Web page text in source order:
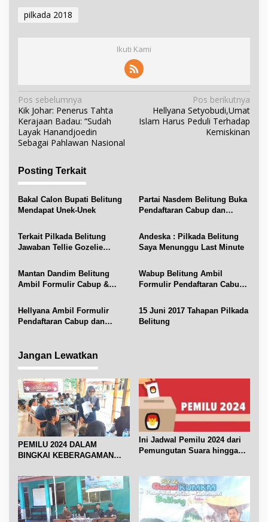
pilkada 2018
Ikuti Kami
N
a
v
i
a
s
i
p
o
s
Pos sebelumnya
Kik Johar: Penerus Tahta
Kerajaan Badau: “Sudah
Layak Hanandjoedin
Sebagai Pahlawan Nasional
Pos berikutnya
Hellyana Setyobudi,Umat
Islam Harus Peduli Terhadap
Kemiskinan
Posting Terkait
Bakal Calon Bupati Belitung
Mendapat Unek-Unek
Partai Nasdem Belitung Buka
Pendaftaran Cabup dan
Terkait Pilkada Belitung
Jawaban Tellie Gozelie
Andeska : Pilkada Belitung
Saya Menunggu Last Minute
Mantan Dandim Belitung
Ambil Formulir Cabup &
Wabup Belitung Ambil
Formulir Pendaftaran Cabup
Hellyana Ambil Formulir
Pendaftaran Cabup dan
15 Juni 2017 Tahapan Pilkada
Belitung
Jangan Lewatkan
PEMILU 2024 DALAM
BINGKAI KEBERAGAMAN
Ini Jadwal Pemilu 2024 dari
Pemungutan Suara hingga